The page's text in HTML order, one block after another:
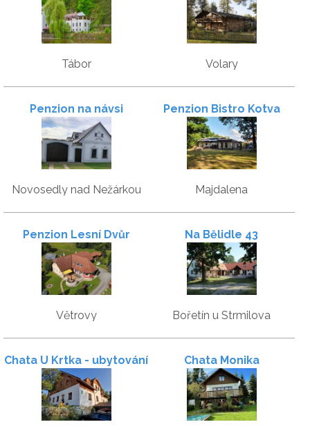
Tábor Volary
Penzion na návsi
Novosedly nad Nežárkou
Penzion Bistro Kotva
Majdalena
Penzion Lesní Dvůr
Větrovy
Na Bělidle 43
Bořetín u Strmilova
Chata U Krtka - ubytování Chata Monika